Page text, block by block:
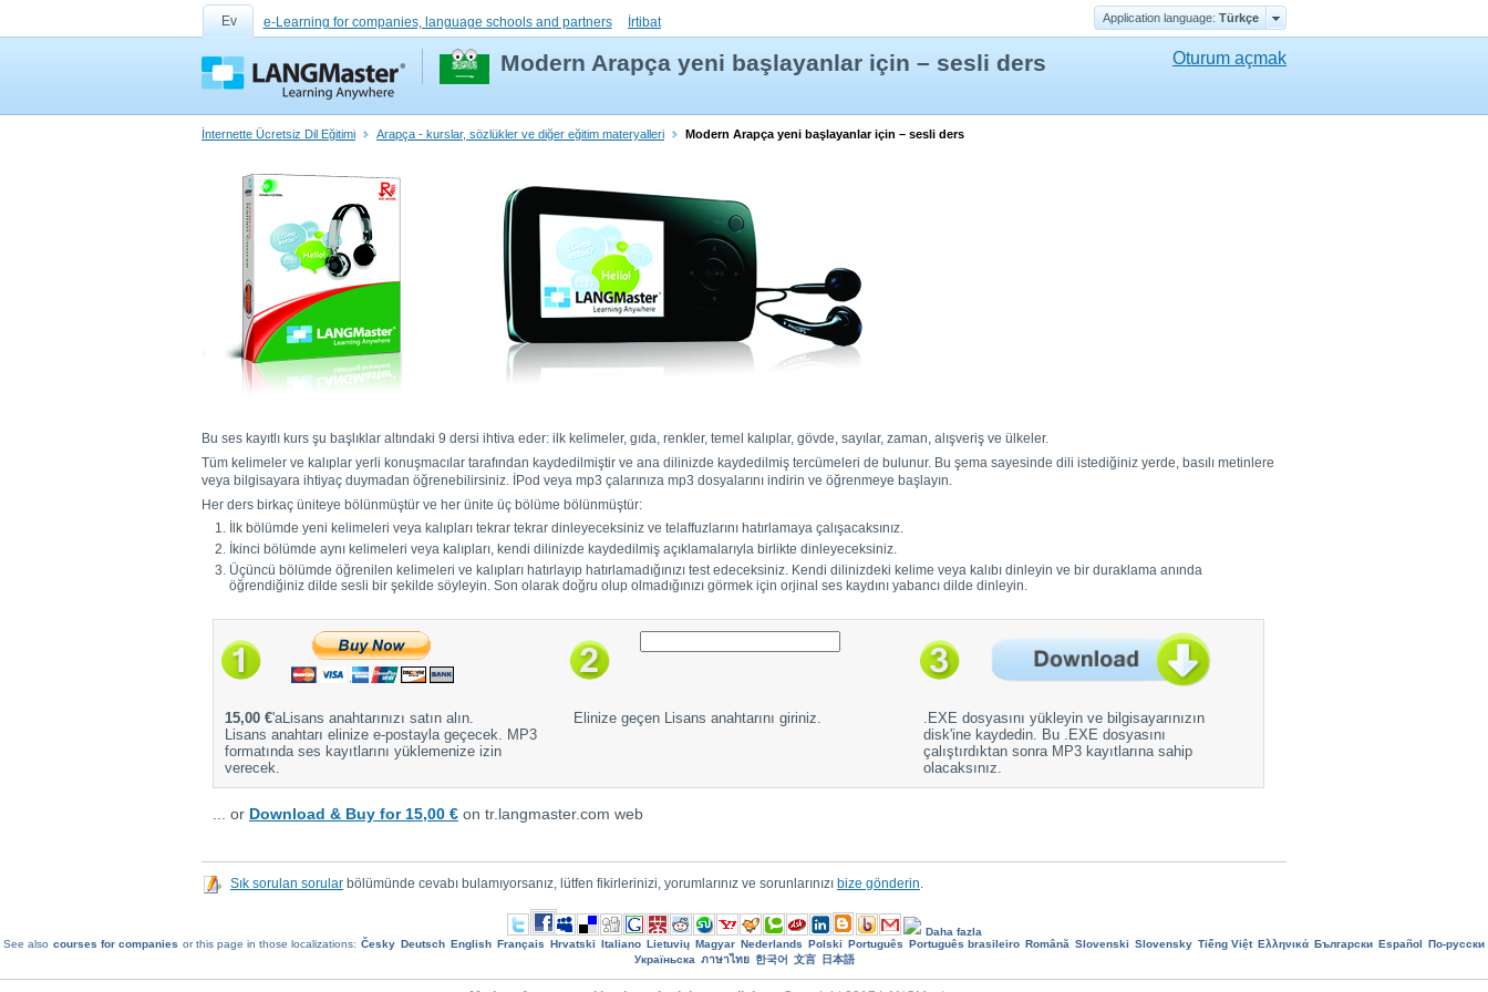
Ev e-Learning for companies, language schools and partners İrtibat Application language: Türkçe
Modern Arapça yeni başlayanlar için – sesli ders Oturum açmak
İnternette Ücretsiz Dil Eğitimi Arapça - kurslar, sözlükler ve diğer eğitim materyalleri Modern Arapça yeni başlayanlar için – sesli ders
Bu ses kayıtlı kurs şu başlıklar altındaki 9 dersi ihtiva eder: ilk kelimeler, gıda, renkler, temel kalıplar, gövde, sayılar, zaman, alışveriş ve ülkeler.
Tüm kelimeler ve kalıplar yerli konuşmacılar tarafından kaydedilmiştir ve ana dilinizde kaydedilmiş tercümeleri de bulunur. Bu şema sayesinde dili istediğiniz yerde, basılı metinlere
veya bilgisayara ihtiyaç duymadan öğrenebilirsiniz. İPod veya mp3 çalarınıza mp3 dosyalarını indirin ve öğrenmeye başlayın.
Her ders birkaç üniteye bölünmüştür ve her ünite üç bölüme bölünmüştür:
İlk bölümde yeni kelimeleri veya kalıpları tekrar tekrar dinleyeceksiniz ve telaffuzlarını hatırlamaya çalışacaksınız.
İkinci bölümde aynı kelimeleri veya kalıpları, kendi dilinizde kaydedilmiş açıklamalarıyla birlikte dinleyeceksiniz.
Üçüncü bölümde öğrenilen kelimeleri ve kalıpları hatırlayıp hatırlamadığınızı test edeceksiniz. Kendi dilinizdeki kelime veya kalıbı dinleyin ve bir duraklama anında
öğrendiğiniz dilde sesli bir şekilde söyleyin. Son olarak doğru olup olmadığınızı görmek için orjinal ses kaydını yabancı dilde dinleyin.
15,00 €'aLisans anahtarınızı satın alın.
Lisans anahtarı elinize e-postayla geçecek. MP3
formatında ses kayıtlarını yüklemenize izin
verecek.
Elinize geçen Lisans anahtarını giriniz.
.EXE dosyasını yükleyin ve bilgisayarınızın
disk'ine kaydedin. Bu .EXE dosyasını
çalıştırdıktan sonra MP3 kayıtlarına sahip
olacaksınız.
... or Download & Buy for 15,00 € on tr.langmaster.com web
Sık sorulan sorular bölümünde cevabı bulamıyorsanız, lütfen fikirlerinizi, yorumlarınız ve sorunlarınızı bize gönderin
Daha fazla
See also courses for companies or this page in those localizations: Česky Deutsch English Français Hrvatski Italiano Lietuvių Magyar Nederlands Polski Português Português brasileiro Română Slovenski Slovensky Tiếng Việt Ελληνικά Български Еspañol
По-русски
Україньска ภาษาไทย 한국어 文言 日本語